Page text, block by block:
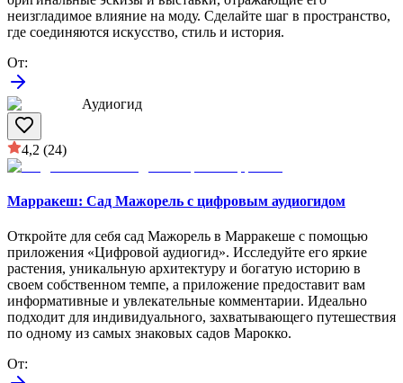
неизгладимое влияние на моду. Сделайте шаг в пространство,
где соединяются искусство, стиль и история.
От:
Аудиогид
4,2 (24)
Марракеш: Сад Мажорель с цифровым аудиогидом
Откройте для себя сад Мажорель в Марракеше с помощью
приложения «Цифровой аудиогид». Исследуйте его яркие
растения, уникальную архитектуру и богатую историю в
своем собственном темпе, а приложение предоставит вам
информативные и увлекательные комментарии. Идеально
подходит для индивидуального, захватывающего путешествия
по одному из самых знаковых садов Марокко.
От: